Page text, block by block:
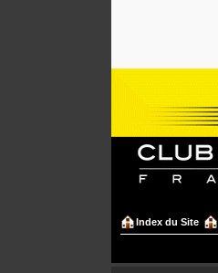
Index du Site